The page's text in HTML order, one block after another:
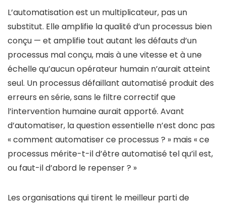
L’automatisation est un multiplicateur, pas un
substitut. Elle amplifie la qualité d’un processus bien
conçu — et amplifie tout autant les défauts d’un
processus mal conçu, mais à une vitesse et à une
échelle qu’aucun opérateur humain n’aurait atteint
seul. Un processus défaillant automatisé produit des
erreurs en série, sans le filtre correctif que
l’intervention humaine aurait apporté. Avant
d’automatiser, la question essentielle n’est donc pas
« comment automatiser ce processus ? » mais « ce
processus mérite-t-il d’être automatisé tel qu’il est,
ou faut-il d’abord le repenser ? »
Les organisations qui tirent le meilleur parti de